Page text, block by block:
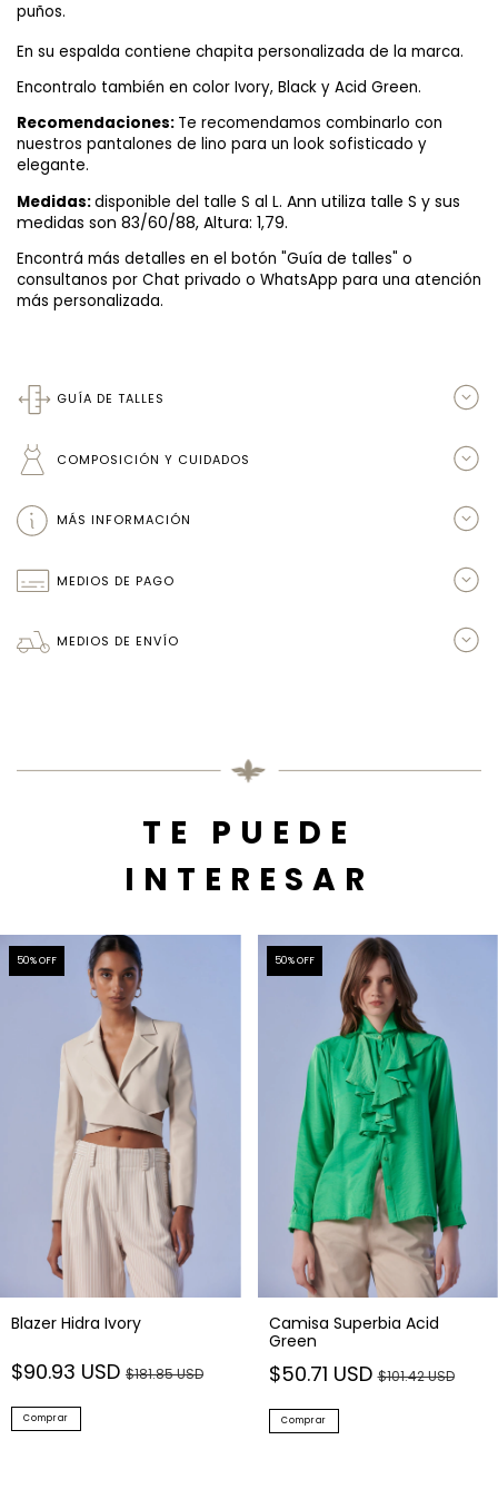
puños.
En su espalda contiene chapita personalizada de la marca.
Encontralo también en color Ivory, Black y Acid Green.
Recomendaciones: Te recomendamos combinarlo con
nuestros pantalones de lino para un look sofisticado y
elegante.
Medidas:disponible del talle S al L. Ann utiliza talle S y sus
medidas son 83/60/88, Altura: 1,79.
Encontrá más detalles en el botón "Guía de talles" o
consultanos por Chat privado o WhatsApp para una atención
más personalizada.
GUÍA DE TALLES
COMPOSICIÓN Y CUIDADOS
MÁS INFORMACIÓN
MEDIOS DE PAGO
MEDIOS DE ENVÍO
TE PUEDE
INTERESAR
50% OFF
Blazer Hidra Ivory
$90.93 USD $181.85 USD
Comprar
50% OFF
Camisa Superbia Acid
Green
$50.71 USD$101.42 USD
Comprar